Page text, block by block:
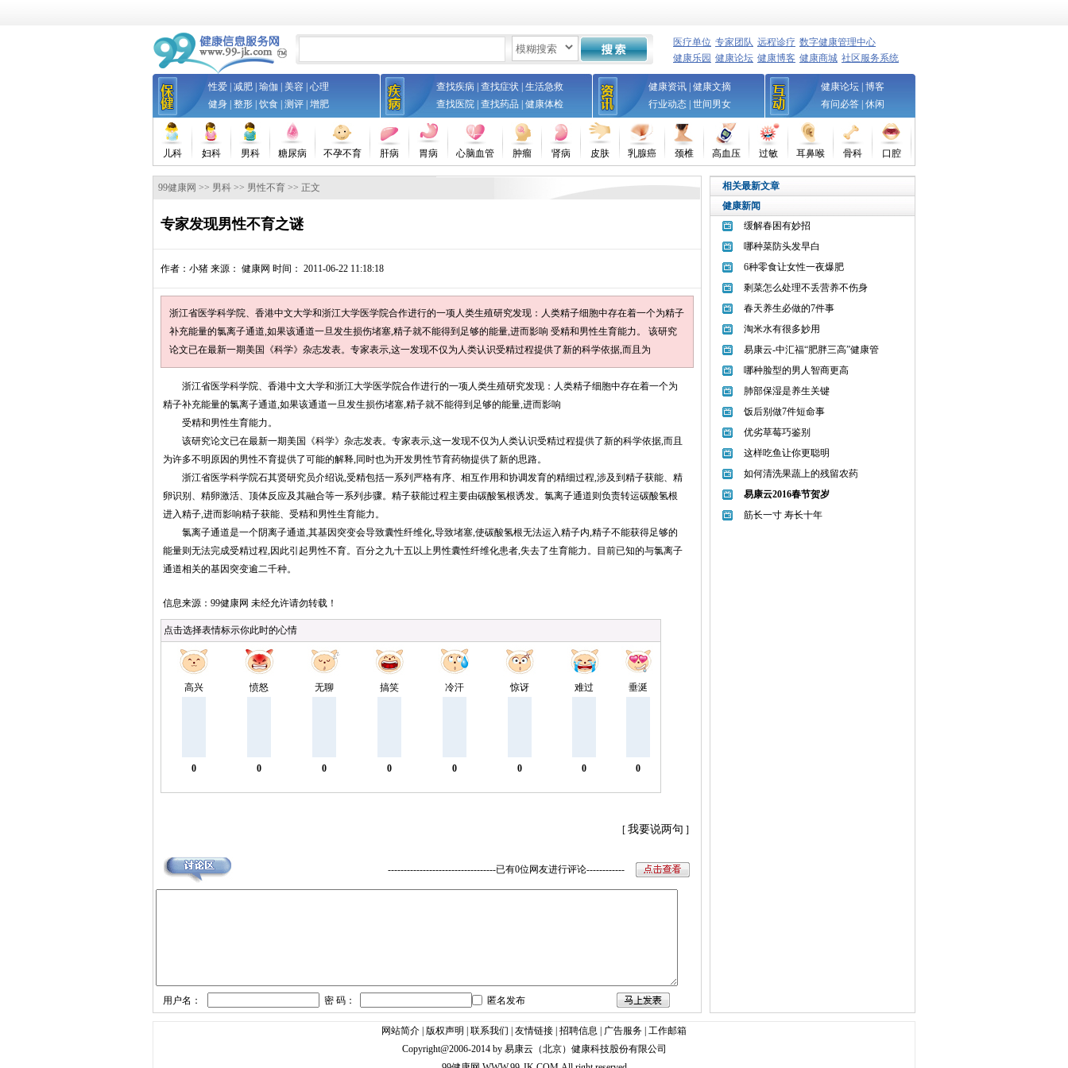
医疗单位 专家团队 远程诊疗 数字健康管理中心
健康乐园 健康论坛 健康博客 健康商城 社区服务系统
性爱 减肥 瑜伽 美容 心理
健身 整形 饮食 测评 增肥
查找疾病 查找症状 生活急救
查找医院 查找药品 健康体检
健康资讯 健康文摘
行业动态 世间男女
健康论坛 博客
有问必答 休闲
儿科 妇科 男科 糖尿病 不孕不育 肝病 胃病 心脑血管 肿瘤 肾病 皮肤 乳腺癌 颈椎 高血压 过敏 耳鼻喉 骨科 口腔
99健康网 >> 男科 >> 男性不育 >> 正文
专家发现男性不育之谜
作者： 小猪 来源： 健康网 时间： 2011-06-22 11:18:18
浙江省医学科学院、香港中文大学和浙江大学医学院合作进行的一项人类生殖研究发现：人类精子细胞中存在着一个为精子
补充能量的氯离子通道,如果该通道一旦发生损伤堵塞,精子就不能得到足够的能量,进而影响 受精和男性生育能力。 该研究
论文已在最新一期美国《科学》杂志发表。专家表示,这一发现不仅为人类认识受精过程提供了新的科学依据,而且为
浙江省医学科学院、香港中文大学和浙江大学医学院合作进行的一项人类生殖研究发现：人类精子细胞中存在着一个为
精子补充能量的氯离子通道,如果该通道一旦发生损伤堵塞,精子就不能得到足够的能量,进而影响
受精和男性生育能力。
该研究论文已在最新一期美国《科学》杂志发表。专家表示,这一发现不仅为人类认识受精过程提供了新的科学依据,而且
为许多不明原因的男性不育提供了可能的解释,同时也为开发男性节育药物提供了新的思路。
浙江省医学科学院石其贤研究员介绍说,受精包括一系列严格有序、相互作用和协调发育的精细过程,涉及到精子获能、精
卵识别、精卵激活、顶体反应及其融合等一系列步骤。精子获能过程主要由碳酸氢根诱发。氯离子通道则负责转运碳酸氢根
进入精子,进而影响精子获能、受精和男性生育能力。
氯离子通道是一个阴离子通道,其基因突变会导致囊性纤维化,导致堵塞,使碳酸氢根无法运入精子内,精子不能获得足够的
能量则无法完成受精过程,因此引起男性不育。百分之九十五以上男性囊性纤维化患者,失去了生育能力。目前已知的与氯离子
通道相关的基因突变逾二千种。
点击选择表情标示你此时的心情
高兴
0
愤怒
0
无聊
0
搞笑
0
冷汗
0
惊讶
0
难过
0
垂涎
0
[ 我要说两句 ]
相关最新文章
健康新闻
缓解春困有妙招
哪种菜防头发早白
6种零食让女性一夜爆肥
剩菜怎么处理不丢营养不伤身
春天养生必做的7件事
淘米水有很多妙用
易康云-中汇福“肥胖三高”健康管
哪种脸型的男人智商更高
肺部保湿是养生关键
饭后别做7件短命事
优劣草莓巧鉴别
这样吃鱼让你更聪明
如何清洗果蔬上的残留农药
易康云2016春节贺岁
筋长一寸 寿长十年
----------------------------------已有0位网友进行评论------------
用户名： 密 码： 匿名发布
网站简介 版权声明 联系我们 友情链接 招聘信息 广告服务 工作邮箱
Copyright@2006-2014 by 易康云（北京）健康科技股份有限公司